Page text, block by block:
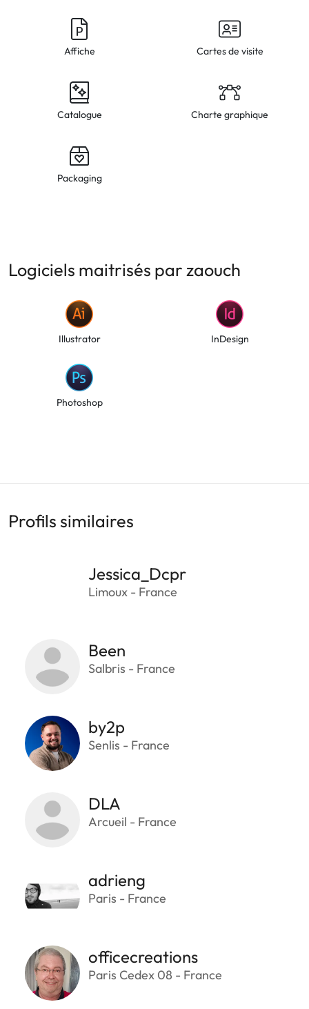
Affiche Cartes de visite
Catalogue Charte graphique
Packaging
Logiciels maitrisés par zaouch
Illustrator InDesign
Photoshop
Profils similaires
Jessica_Dcpr
Limoux - France
Been
Salbris - France
by2p
Senlis - France
DLA
Arcueil - France
adrieng
Paris - France
officecreations
Paris Cedex 08 - France